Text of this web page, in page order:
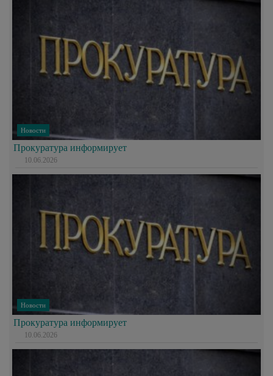
Новости
Прокуратура информирует
10.06.2026
Новости
Прокуратура информирует
10.06.2026